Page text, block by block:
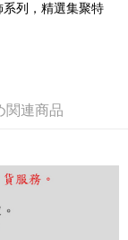
電話認証ウィンド
ます。アプリ会員
てから、SMSまた
ンラインバンキン
列，精選集聚特
関連商品